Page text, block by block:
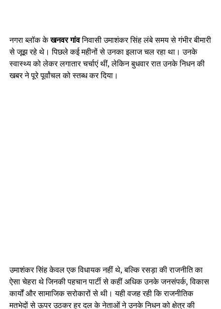
नगरा ब्लॉक केखनवर गांवनिवासी उमाशंकर सिंह लंबे समय से गंभीर बीमारी
से जूझ रहे थे। पिछले कई महीनों से उनका इलाज चल रहा था। उनके
स्वास्थ्य को लेकर लगातार चर्चाएं थीं, लेकिन बुधवार रात उनके निधन की
खबर ने पूरे पूर्वांचल को स्तब्ध कर दिया।
उमाशंकर सिंह केवल एक विधायक नहीं थे, बल्कि रसड़ा की राजनीति का
ऐसा चेहरा थे जिनकी पहचान पार्टी से कहीं अधिक उनके जनसंपर्क, विकास
कार्यों और सामाजिक सरोकारों से थी। यही वजह रही कि राजनीतिक
मतभेदों से ऊपर उठकर हर दल के नेताओं ने उनके निधन को क्षेत्र की